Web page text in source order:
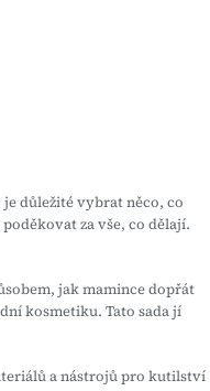
důležité vybrat něco, co
za vše, co dělají.
jak mamince dopřát
kosmetiku. Tato sada jí
a nástrojů pro kutilství